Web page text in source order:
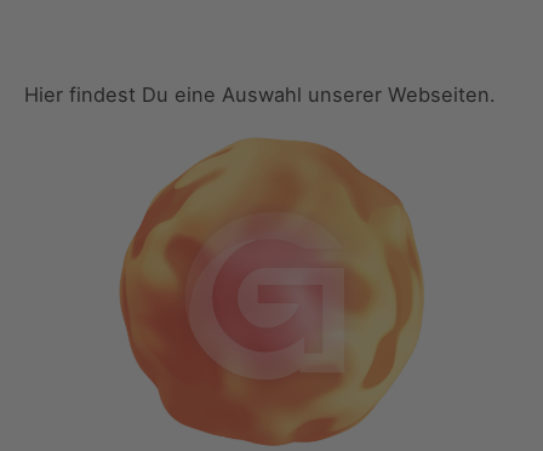
Hier findest Du eine Auswahl unserer Webseiten.